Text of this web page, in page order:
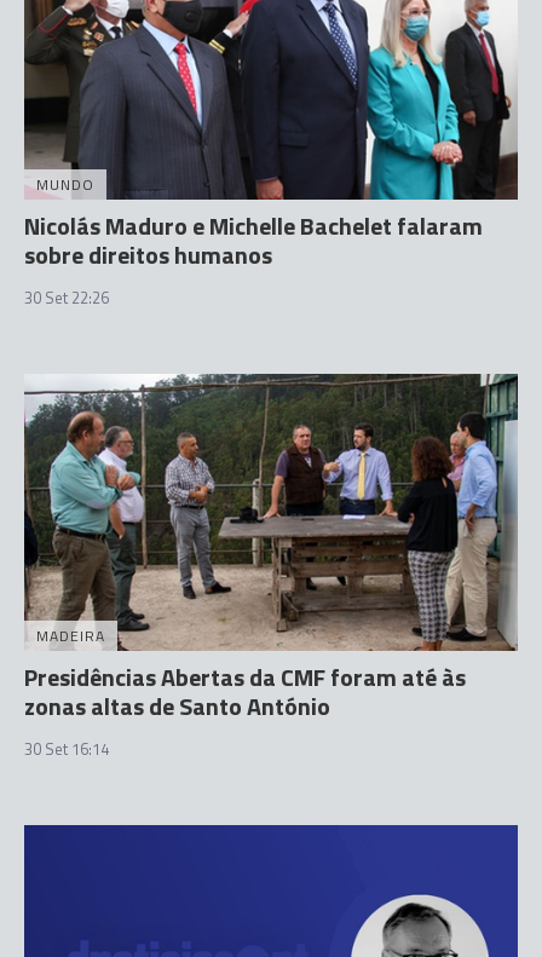
MUNDO
Nicolás Maduro e Michelle Bachelet falaram
sobre direitos humanos
30 Set 22:26
MADEIRA
Presidências Abertas da CMF foram até às
zonas altas de Santo António
30 Set 16:14